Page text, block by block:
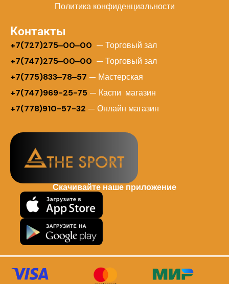
Политика конфиденциальности
Контакты
+7(727)275‒00‒00 — Торговый зал
+7(747)275‒00‒00 — Торговый зал
+7(775)833‒78‒57 — Мастерская
+7(747)969-25-75 — Каспи магазин
+7(778)910-57-32 — Онлайн магазин
Скачивайте наше приложение